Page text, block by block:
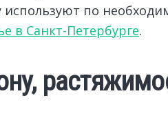
по
в Санкт-Петербурге.